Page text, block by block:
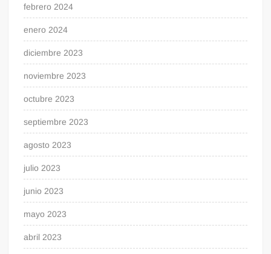
febrero 2024
enero 2024
diciembre 2023
noviembre 2023
octubre 2023
septiembre 2023
agosto 2023
julio 2023
junio 2023
mayo 2023
abril 2023